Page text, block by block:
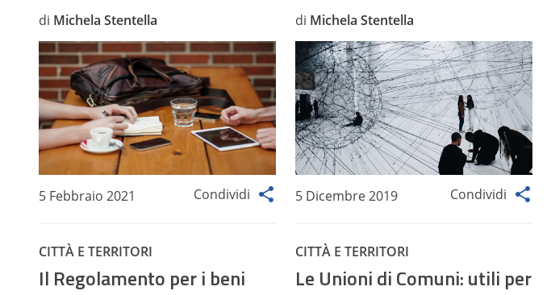
di Michela Stentella
5 Febbraio 2021 Condividi
di Michela Stentella
5 Dicembre 2019 Condividi
CITTÀ E TERRITORI
Il Regolamento per i beni
CITTÀ E TERRITORI
Le Unioni di Comuni: utili per